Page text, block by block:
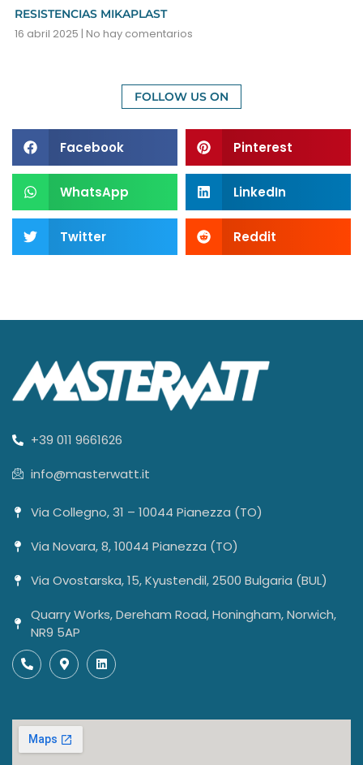
RESISTENCIAS MIKAPLAST
16 abril 2025 No hay comentarios
FOLLOW US ON
Facebook Pinterest
WhatsApp LinkedIn
Twitter Reddit
+39 011 9661626
info@masterwatt.it
Via Collegno, 31 – 10044 Pianezza (TO)
Via Novara, 8, 10044 Pianezza (TO)
Via Ovostarska, 15, Kyustendil, 2500 Bulgaria (BUL)
Quarry Works, Dereham Road, Honingham, Norwich,
NR9 5AP